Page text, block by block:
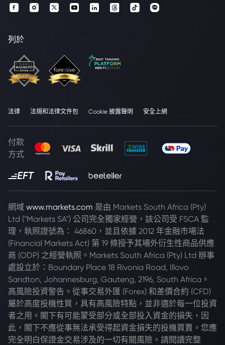
列於
法律 法規和法律文件包 Cookie 披露聲明 安全上網
付款
方式
網域 www.markets.com 是由 Markets South Africa (Pty)
Ltd ("Markets SA") 公司完全獨家經營，該公司受 FSCA 監
理，執照證號為： 46860，並且依據 2012 年金融市場法
(Financial Markets Act) 第 19 條授予其場外衍生性商品供應
商 (ODP) 之經營執照。Markets South Africa (Pty) Ltd 辦事
處設立於：Boundary Place 18 Rivonia Road, Illovo
Sandton, Johannesburg, Gauteng, 2196, South Africa。
高風險投資警告。從事交易外匯 (Forex) 和差價合約 (CFD)
屬於高度投機性質，具有高風險特點，並非適於每一位投資
者之用。閣下有可能蒙受部分或全部投入資金的損失，因
此，閣下不應從事無法承受得起資金損失的投機買賣。您應
完全明白保證金交易涉及的一切有關風險。請閱讀完整